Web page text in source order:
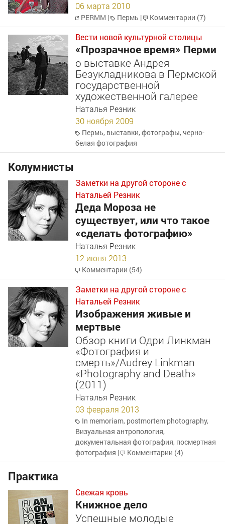
06 марта 2010
PERMM | Пермь | Комментарии (7)
Вести новой культурной столицы
«Прозрачное время» Перми
о выставке Андрея
Безукладникова в Пермской
государственной
художественной галерее
Наталья Резник
30 ноября 2009
Пермь, выставки,фотографы, черно-
белая фотография
Колумнисты
Заметки на другой стороне с
Натальей Резник
Деда Мороза не
существует, или что такое
«сделать фотографию»
Наталья Резник
12 июня 2013
Комментарии (54)
Заметки на другой стороне с
Натальей Резник
Изображения живые и
мертвые
Обзор книги Одри Линкман
«Фотография и
смерть»/Audrey Linkman
«Photography and Death»
(2011)
Наталья Резник
03 февраля 2013
In memoriam, postmortem photography,
Визуальная антропология,
документальная фотография, посмертная
фотография | Комментарии (4)
Практика
Свежая кровь
Книжное дело
Успешные молодые